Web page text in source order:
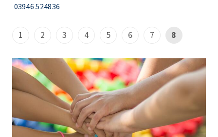
03946 524836
1 2 3 4 5 6 7 8